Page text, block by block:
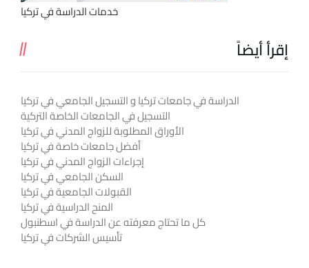
خدمات الدراسة في تركيا
إقرأ أيضاً
الدراسة في جامعات تركيا و التسجيل الجامعي في تركيا
التسجيل في الجامعات الخاصة التركية
الأوراق المطلوبة للزواج المدني في تركيا
أفضل جامعات خاصة في تركيا
إجراءات الزواج المدني في تركيا
السكن الجامعي في تركيا
القبولات الجامعية في تركيا
المنح الدراسية في تركيا
كل ما تحتاج معرفته عن الدراسة في اسطنبول
تأسيس الشركات في تركيا